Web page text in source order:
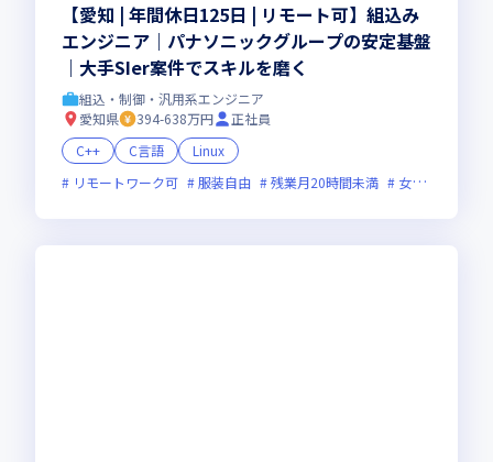
【愛知 | 年間休日125日 | リモート可】組込み
エンジニア｜パナソニックグループの安定基盤
｜大手SIer案件でスキルを磨く
組込・制御・汎用系エンジニア
愛知県
394-638万円
正社員
C++
C言語
Linux
リモートワーク可
服装自由 残業月20時間未満 女性エンジニアが活躍中